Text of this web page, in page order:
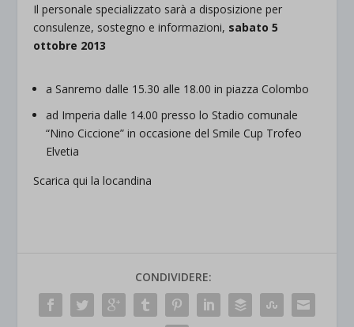
Il personale specializzato sarà a disposizione per
consulenze, sostegno e informazioni, sabato 5
ottobre 2013
a Sanremo dalle 15.30 alle 18.00 in piazza Colombo
ad Imperia dalle 14.00 presso lo Stadio comunale
“Nino Ciccione” in occasione del Smile Cup Trofeo
Elvetia
Scarica qui la locandina
CONDIVIDERE: